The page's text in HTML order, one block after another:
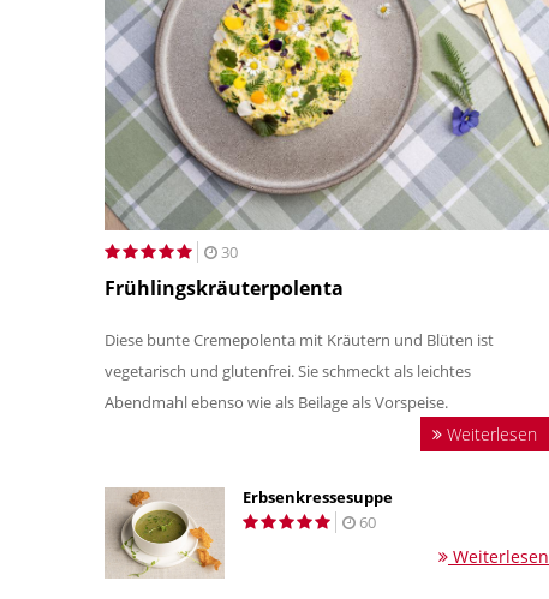
30
Frühlingskräuterpolenta
Diese bunte Cremepolenta mit Kräutern und Blüten ist
vegetarisch und glutenfrei. Sie schmeckt als leichtes
Abendmahl ebenso wie als Beilage als Vorspeise.
Weiterlesen
Erbsenkressesuppe
60
Weiterlesen